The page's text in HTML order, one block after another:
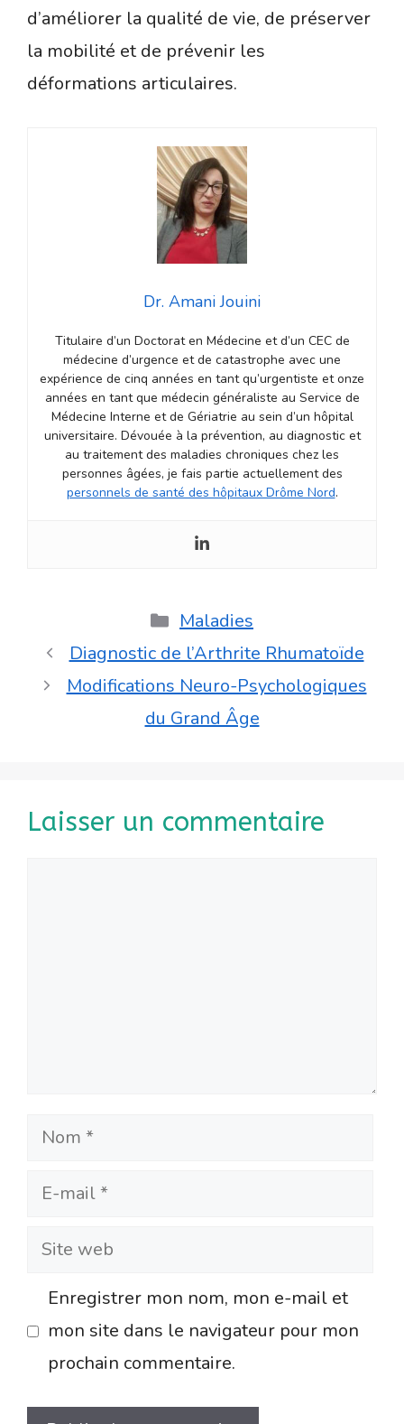
d’améliorer la qualité de vie, de préserver
la mobilité et de prévenir les
déformations articulaires.
Dr. Amani Jouini
Titulaire d’un Doctorat en Médecine et d’un CEC de
médecine d’urgence et de catastrophe avec une
expérience de cinq années en tant qu’urgentiste et onze
années en tant que médecin généraliste au Service de
Médecine Interne et de Gériatrie au sein d’un hôpital
universitaire. Dévouée à la prévention, au diagnostic et
au traitement des maladies chroniques chez les
personnes âgées, je fais partie actuellement des
personnels de santé des hôpitaux Drôme Nord.
Catégories
Maladies
Diagnostic de l’Arthrite Rhumatoïde
Modifications Neuro-Psychologiques
du Grand Âge
Laisser un commentaire
Nom
E-
Site
Enregistrer mon nom, mon e-mail et
mon site dans le navigateur pour mon
prochain commentaire.